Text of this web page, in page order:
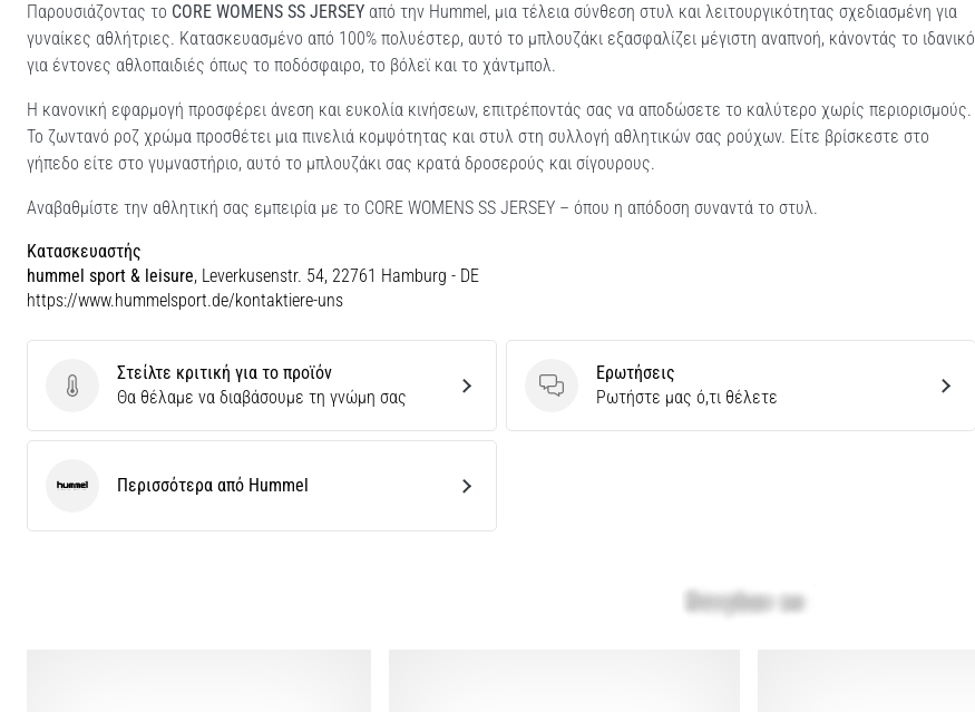
Παρουσιάζοντας το CORE WOMENS SS JERSEY από την Hummel, μια τέλεια σύνθεση στυλ και λειτουργικότητας σχεδιασμένη για
γυναίκες αθλήτριες. Κατασκευασμένο από 100% πολυέστερ, αυτό το μπλουζάκι εξασφαλίζει μέγιστη αναπνοή, κάνοντάς το ιδανικό
για έντονες αθλοπαιδιές όπως το ποδόσφαιρο, το βόλεϊ και το χάντμπολ.
Η κανονική εφαρμογή προσφέρει άνεση και ευκολία κινήσεων, επιτρέποντάς σας να αποδώσετε το καλύτερο χωρίς περιορισμούς.
Το ζωντανό ροζ χρώμα προσθέτει μια πινελιά κομψότητας και στυλ στη συλλογή αθλητικών σας ρούχων. Είτε βρίσκεστε στο
γήπεδο είτε στο γυμναστήριο, αυτό το μπλουζάκι σας κρατά δροσερούς και σίγουρους.
Αναβαθμίστε την αθλητική σας εμπειρία με το CORE WOMENS SS JERSEY – όπου η απόδοση συναντά το στυλ.
Κατασκευαστής
hummel sport & leisure, Leverkusenstr. 54, 22761 Hamburg - DE
https://www.hummelsport.de/kontaktiere-uns
Στείλτε κριτική για το προϊόν
Στείλτε κριτική για το προϊόν
Θα θέλαμε να διαβάσουμε τη γνώμη σας
Ερωτήσεις
Ερωτήσεις
Ρωτήστε μας ό,τι θέλετε
HummelΠερισσότερα από Hummel